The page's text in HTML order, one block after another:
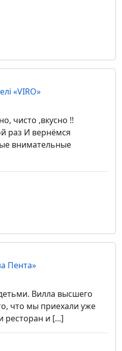
«VIRO»
чисто ,вкусно !!
раз И вернёмся
внимательные
Пента»
Вилла высшего
что мы приехали уже
ресторан и [...]